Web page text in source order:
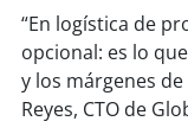
soy
soychiloé
“En logística de
opcional: es lo
y los márgenes
Reyes, CTO de